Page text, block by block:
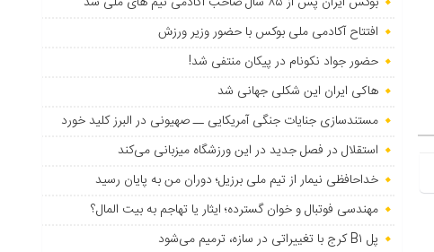
افتتاح آکادمی ملی بوکس با حضور وزیر ورزش
حضور جواد نکونام در پیکان منتفی شد!
هاکی ایران این شکلی جهانی شد
مستندسازی جنایات جنگی آمریکایی ــ صهیونی در البرز کلید خورد
استقلال در فصل جدید در این ورزشگاه میزبانی می‌کند
خداحافظی نیمار از تیم ملی برزیل؛ دوران من به پایان رسید
مهندسی فوتبال و خوان گسترده؛ ایثار یا تهاجم به بیت المال؟
پل B۱ کرج با تغییراتی در سازه، ترمیم می‌شود